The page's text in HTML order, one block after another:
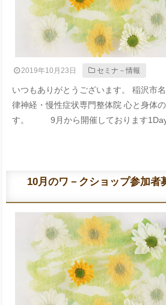
2019年10月23日 セミナ－情報
いつもありがとうございます。 稲沢市
律神経・慢性症状専門整体院 心と身体
す。 9月から開催しております
10月のワ－クショップ参加者